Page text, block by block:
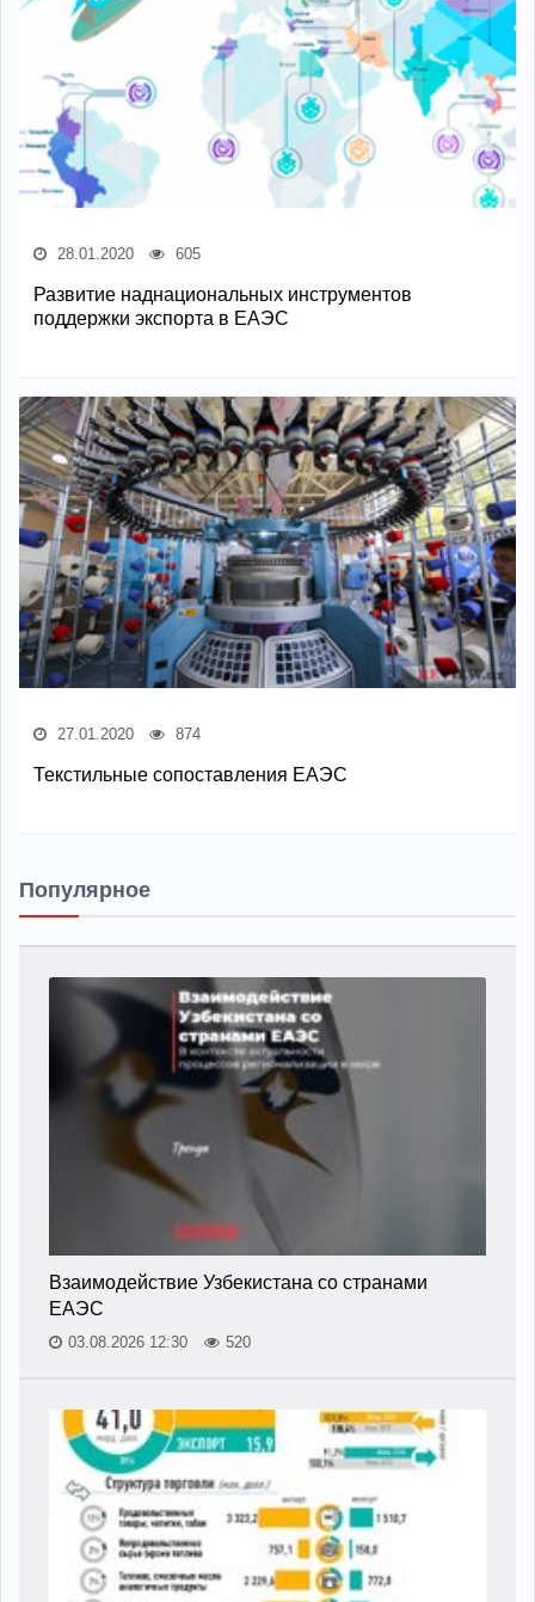
28.01.2020 605
Развитие наднациональных инструментов
поддержки экспорта в ЕАЭС
27.01.2020 874
Текстильные сопоставления ЕАЭС
Популярное
Взаимодействие Узбекистана со странами
ЕАЭС
03.08.2026 12:30 520